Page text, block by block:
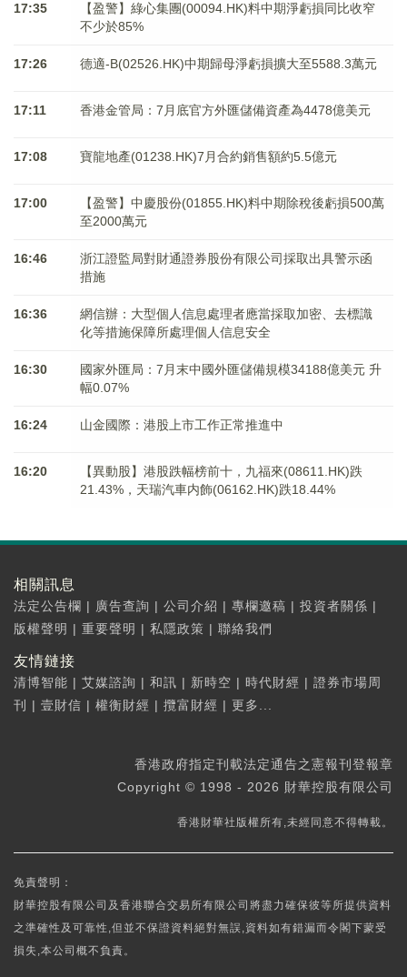
17:35
【盈警】綠心集團(00094.HK)料中期淨虧損同比收窄
不少於85%
17:26 德適-B(02526.HK)中期歸母淨虧損擴大至5588.3萬元
17:11 香港金管局：7月底官方外匯儲備資產為4478億美元
17:08 寶龍地產(01238.HK)7月合約銷售額約5.5億元
17:00
【盈警】中慶股份(01855.HK)料中期除稅後虧損500萬
至2000萬元
16:46
浙江證監局對財通證券股份有限公司採取出具警示函
措施
16:36
網信辦：大型個人信息處理者應當採取加密、去標識
化等措施保障所處理個人信息安全
16:30
國家外匯局：7月末中國外匯儲備規模34188億美元 升
幅0.07%
16:24 山金國際：港股上市工作正常推進中
16:20
【異動股】港股跌幅榜前十，九福來(08611.HK)跌
21.43%，天瑞汽車内飾(06162.HK)跌18.44%
相關訊息
法定公告欄 | 廣告查詢 | 公司介紹 | 專欄邀稿 | 投資者關係 |
版權聲明 | 重要聲明 | 私隱政策 | 聯絡我們
友情鏈接
清博智能 | 艾媒諮詢 | 和訊 | 新時空 | 時代財經 | 證券市場周
刊
| 壹財信 | 權衡財經 | 攬富財經 | 更多...
香港政府指定刊載法定通告之憲報刊登報章
Copyright © 1998 - 2026 財華控股有限公司
香港財華社版權所有,未經同意不得轉載。
免責聲明：
財華控股有限公司及香港聯合交易所有限公司將盡力確保彼等所提供資料
之準確性及可靠性,但並不保證資料絕對無誤,資料如有錯漏而令閣下蒙受
損失,本公司概不負責。